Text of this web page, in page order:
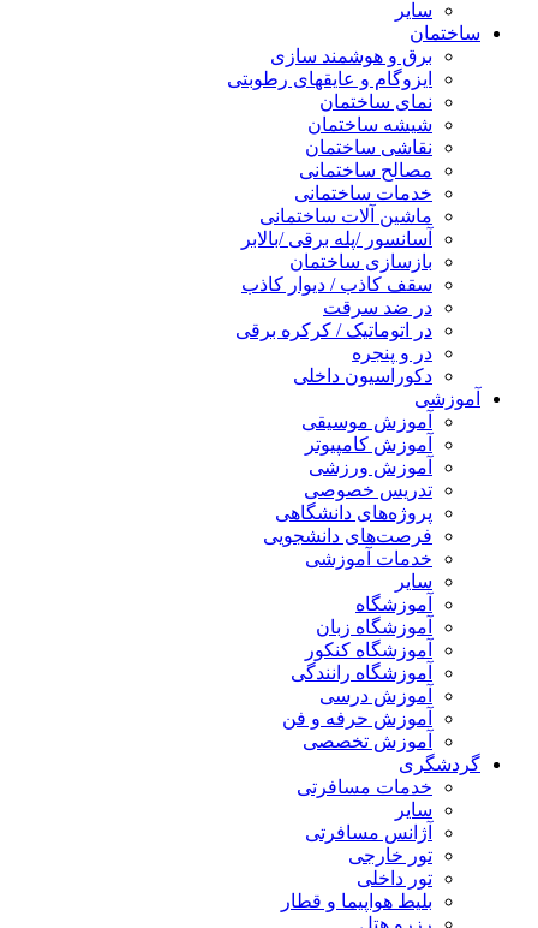
سایر
ساختمان
برق و هوشمند سازی
ایزوگام و عایقهای رطوبتی
نمای ساختمان
شیشه ساختمان
نقاشی ساختمان
مصالح ساختمانی
خدمات ساختمانی
ماشین آلات ساختمانی
آسانسور /پله برقی /بالابر
بازسازی ساختمان
سقف کاذب / دیوار کاذب
در ضد سرقت
در اتوماتیک / کرکره برقی
در و پنجره
دکوراسیون داخلی
آموزشی
آموزش موسیقی
آموزش کامپیوتر
آموزش ورزشی
تدریس خصوصی
پروژه‌های دانشگاهی
فرصت‌های دانشجویی
خدمات آموزشی
سایر
آموزشگاه
آموزشگاه زبان
آموزشگاه کنکور
آموزشگاه رانندگی
آموزش درسی
آموزش حرفه و فن
آموزش تخصصی
گردشگری
خدمات مسافرتی
سایر
آژانس مسافرتی
تور خارجی
تور داخلی
بلیط هواپیما و قطار